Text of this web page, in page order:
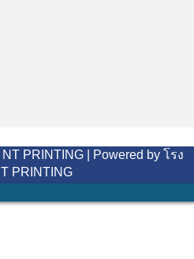
PRINTING | Powered by โรง
PRINTING